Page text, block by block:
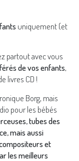
uniquement (et
partout avec vous
de vos enfants,
livres CD !
Borg, mais
pour les bébés
tubes des
mais aussi
et
les meilleurs